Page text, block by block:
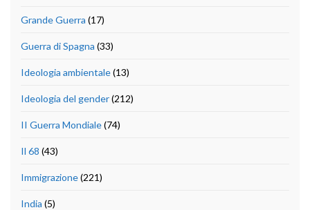
Grande Guerra (17)
Guerra di Spagna (33)
Ideologia ambientale(13)
Ideologia del gender(212)
II Guerra Mondiale(74)
Il 68 (43)
Immigrazione(221)
India (5)